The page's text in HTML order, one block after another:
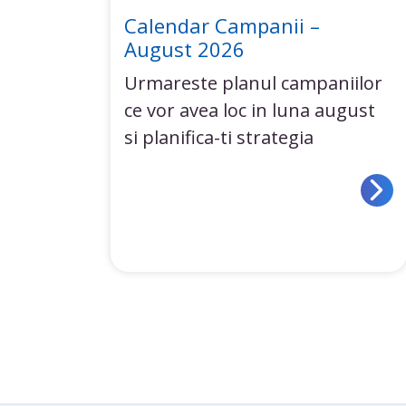
Calendar Campanii –
August 2026
Urmareste planul campaniilor
ce vor avea loc in luna august
si planifica-ti strategia